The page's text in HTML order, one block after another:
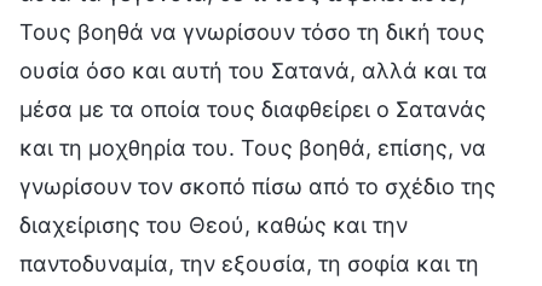
Τους βοηθά να γνωρίσουν τόσο τη δική τους
ουσία όσο και αυτή του Σατανά, αλλά και τα
μέσα με τα οποία τους διαφθείρει ο Σατανάς
και τη μοχθηρία του. Τους βοηθά, επίσης, να
γνωρίσουν τον σκοπό πίσω από το σχέδιο της
διαχείρισης του Θεού, καθώς και την
παντοδυναμία, την εξουσία, τη σοφία και τη